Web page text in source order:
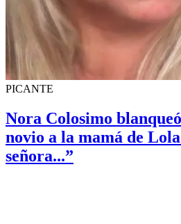
PICANTE
Nora Colosimo
novio a la mamá de
señora...”